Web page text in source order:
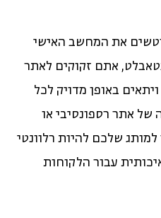
את המחשב האישי
אתם זקוקים לאתר
באופן מדויק לכל
של אתר רספונסיבי או
שלכם להיות רלוונטי
עבור הלקוחות